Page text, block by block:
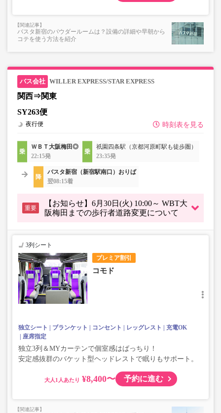
バスタ新宿のパウダールームは？設備の詳細や早朝から
コテを使う方法を紹介
WILLER EXPRESS/STAR EXPRESS
関西⇒関東
SY263便
時刻表を見る
夜行便
ＷＢＴ大阪梅田◎
22:15発
祇園四条駅（京都河原町駅も徒歩圏）
23:35発
バスタ新宿（新宿駅南口）おりば
翌08:15着
重要
【お知らせ】6月30日(火) 10:00～ WBT大
阪梅田までの歩行者道路変更について
プレミア割引
3列シート
コモド
独立シート ブランケット コンセント レッグレスト
充電OK
座席指定
独立3列＆MYカーテンで個室感はばっちり！
安定感抜群のバケット型ヘッドレストで眠りもサポート。
大人 ¥8,400〜 予約に進む